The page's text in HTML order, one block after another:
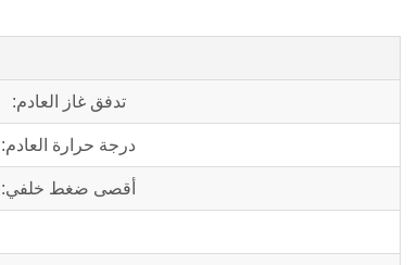
تدفق غاز العادم:
درجة حرارة العادم:
أقصى ضغط خلفي: